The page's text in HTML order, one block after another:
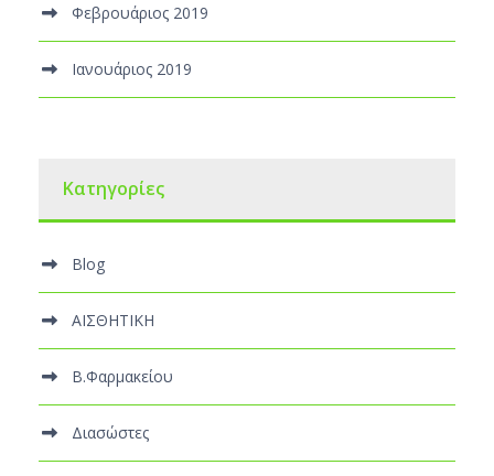
Φεβρουάριος 2019
Ιανουάριος 2019
Kατηγορίες
Blog
ΑΙΣΘΗΤΙΚΗ
Β.Φαρμακείου
Διασώστες